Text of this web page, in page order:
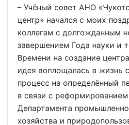
– Учёный совет АНО
центр» начался с моих
коллегам с долгожданным
завершением Года науки и
Времени на создание
идея воплощалась в жизнь
процесс на определённый
в связи с
Департамента
хозяйства и